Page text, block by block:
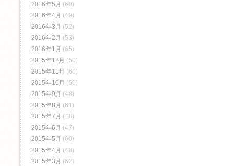
2016年5月 (60)
2016年4月 (49)
2016年3月 (52)
2016年2月 (53)
2016年1月 (65)
2015年12月 (50)
2015年11月 (60)
2015年10月 (56)
2015年9月 (48)
2015年8月 (61)
2015年7月 (48)
2015年6月 (47)
2015年5月 (60)
2015年4月 (48)
2015年3月 (62)